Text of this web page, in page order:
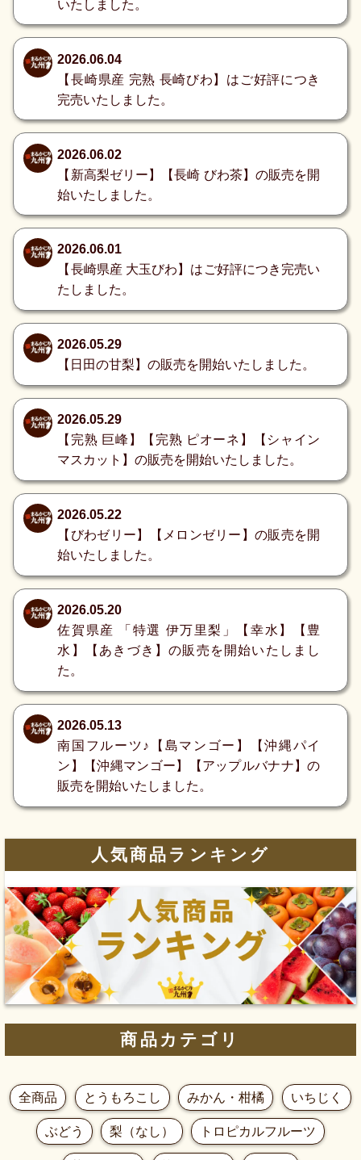
いたしました。
2026.06.04
【長崎県産 完熟 長崎びわ】はご好評につき
完売いたしました。
2026.06.02
【新高梨ゼリー】【長崎 びわ茶】の販売を開
始いたしました。
2026.06.01
【長崎県産 大玉びわ】はご好評につき完売い
たしました。
2026.05.29
【日田の甘梨】の販売を開始いたしました。
2026.05.29
【完熟 巨峰】【完熟 ピオーネ】【シャイン
マスカット】の販売を開始いたしました。
2026.05.22
【びわゼリー】【メロンゼリー】の販売を開
始いたしました。
2026.05.20
佐賀県産 「特選 伊万里梨」【幸水】【豊
水】【あきづき】の販売を開始いたしまし
た。
2026.05.13
南国フルーツ♪【島マンゴー】【沖縄パイ
ン】【沖縄マンゴー】【アップルバナナ】の
販売を開始いたしました。
人気商品ランキング
商品カテゴリ
全商品 とうもろこし みかん・柑橘 いちじく
ぶどう 梨（なし） トロピカルフルーツ